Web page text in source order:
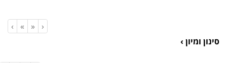
‹
«
»
›
סינון ומיון ›